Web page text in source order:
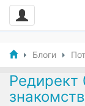
Блоги
Редирект